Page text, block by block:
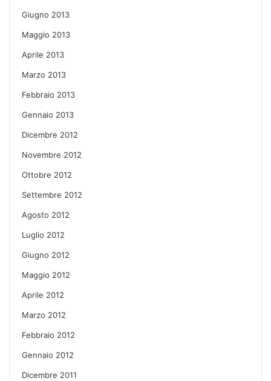
Giugno 2013
Maggio 2013
Aprile 2013
Marzo 2013
Febbraio 2013
Gennaio 2013
Dicembre 2012
Novembre 2012
Ottobre 2012
Settembre 2012
Agosto 2012
Luglio 2012
Giugno 2012
Maggio 2012
Aprile 2012
Marzo 2012
Febbraio 2012
Gennaio 2012
Dicembre 2011